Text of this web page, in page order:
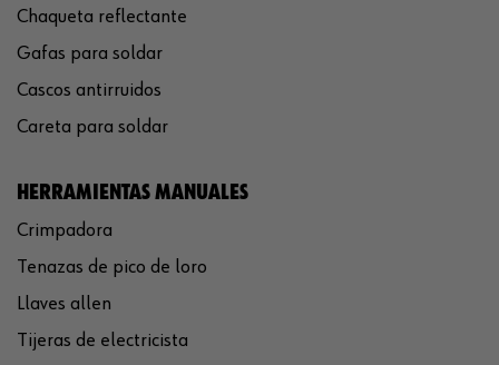
Chaqueta reflectante
Gafas para soldar
Cascos antirruidos
Careta para soldar
HERRAMIENTAS MANUALES
Crimpadora
Tenazas de pico de loro
Llaves allen
Tijeras de electricista